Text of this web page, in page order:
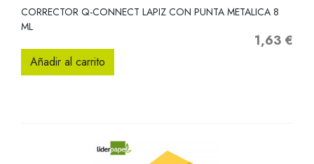
CORRECTOR Q-CONNECT LAPIZ CON PUNTA METALICA 8
ML
Precio
1,63 €
Añadir al carrito